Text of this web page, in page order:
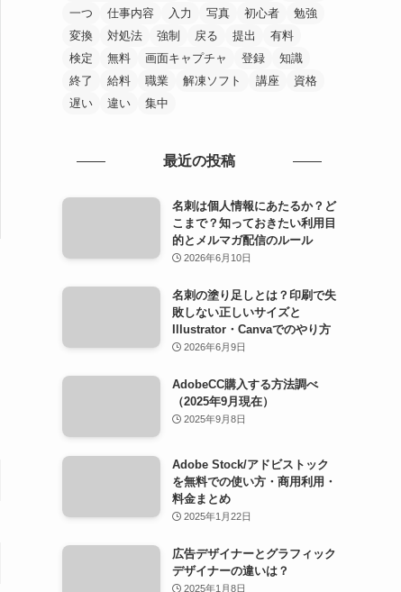
一つ
仕事内容 入力 写真 初心者
勉強
変換
対処法 強制 戻る 提出
有料
検定
無料 画面キャプチャ 登録
知識
終了
給料 職業 解凍ソフト 講座
資格
遅い
違い 集中
最近の投稿
名刺は個人情報にあたるか？ど
こまで？知っておきたい利用目
的とメルマガ配信のルール
2026年6月10日
名刺の塗り足しとは？印刷で失
敗しない正しいサイズと
Illustrator・Canvaでのやり方
2026年6月9日
AdobeCC購入する方法調べ
（2025年9月現在）
2025年9月8日
Adobe Stock/アドビストック
を無料での使い方・商用利用・
料金まとめ
2025年1月22日
広告デザイナーとグラフィック
デザイナーの違いは？
2025年1月8日